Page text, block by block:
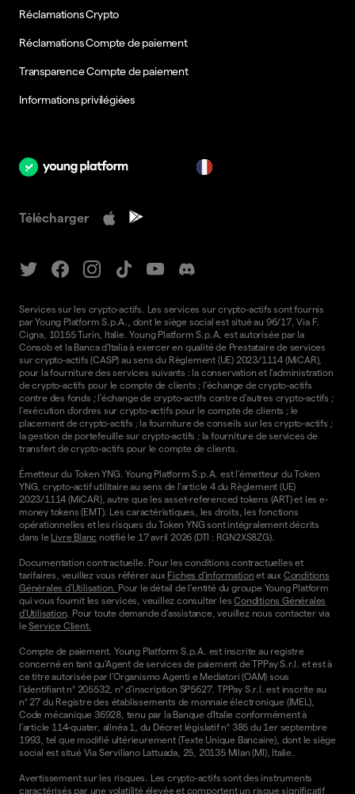
Réclamations Crypto
Réclamations Compte de paiement
Transparence Compte de paiement
Informations privilégiées
Télécharger
Services sur les crypto-actifs. Les services sur crypto-actifs sont fournis
par Young Platform S.p.A., dont le siège social est situé au 96/17, Via F.
Cigna, 10155 Turin, Italie. Young Platform S.p.A. est autorisée par la
Consob et la Banca d'Italia à exercer en qualité de Prestataire de services
sur crypto-actifs (CASP) au sens du Règlement (UE) 2023/1114 (MiCAR),
pour la fourniture des services suivants : la conservation et l'administration
de crypto-actifs pour le compte de clients ; l'échange de crypto-actifs
contre des fonds ; l'échange de crypto-actifs contre d'autres crypto-actifs ;
l'exécution d'ordres sur crypto-actifs pour le compte de clients ; le
placement de crypto-actifs ; la fourniture de conseils sur les crypto-actifs ;
la gestion de portefeuille sur crypto-actifs ; la fourniture de services de
transfert de crypto-actifs pour le compte de clients.
Émetteur du Token YNG. Young Platform S.p.A. est l'émetteur du Token
YNG, crypto-actif utilitaire au sens de l'article 4 du Règlement (UE)
2023/1114 (MiCAR), autre que les asset-referenced tokens (ART) et les e-
money tokens (EMT). Les caractéristiques, les droits, les fonctions
opérationnelles et les risques du Token YNG sont intégralement décrits
dans le Livre Blanc notifié le 17 avril 2026 (DTI : RGN2XS8ZG).
Documentation contractuelle. Pour les conditions contractuelles et
tarifaires, veuillez vous référer aux Fiches d'information et aux Conditions
Générales d'Utilisation. Pour le détail de l'entité du groupe Young Platform
qui vous fournit les services, veuillez consulter lesConditions Générales
d'Utilisation. Pour toute demande d'assistance, veuillez nous contacter via
leService Client.
Compte de paiement. Young Platform S.p.A. est inscrite au registre
concerné en tant qu'Agent de services de paiement de TPPay S.r.l. et est à
ce titre autorisée par l'Organismo Agenti e Mediatori (OAM) sous
l'identifiant n° 205532, n° d'inscription SP5627. TPPay S.r.l. est inscrite au
n° 27 du Registre des établissements de monnaie électronique (IMEL),
Code mécanique 36928, tenu par la Banque d'Italie conformément à
l'article 114-quater, alinéa 1, du Décret législatif n° 385 du 1er septembre
1993, tel que modifié ultérieurement (Texte Unique Bancaire), dont le siège
social est situé Via Serviliano Lattuada, 25, 20135 Milan (MI), Italie.
Avertissement sur les risques. Les crypto-actifs sont des instruments
caractérisés par une volatilité élevée et comportent un risque significatif